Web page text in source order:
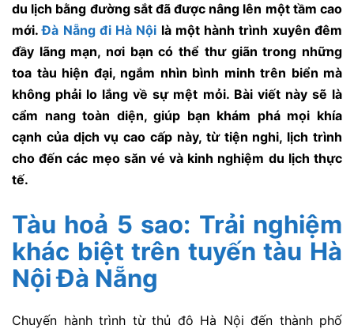
du lịch bằng đường sắt đã được nâng lên một tầm cao
mới.Đà Nẵng đi Hà Nội là một hành trình xuyên đêm
đầy lãng mạn, nơi bạn có thể thư giãn trong những
toa tàu hiện đại, ngắm nhìn bình minh trên biển mà
không phải lo lắng về sự mệt mỏi. Bài viết này sẽ là
cẩm nang toàn diện, giúp bạn khám phá mọi khía
cạnh của dịch vụ cao cấp này, từ tiện nghi, lịch trình
cho đến các mẹo săn vé và kinh nghiệm du lịch thực
tế.
Tàu hoả 5 sao: Trải nghiệm
khác biệt trên tuyến tàu Hà
Nội Đà Nẵng
Chuyến hành trình từ thủ đô Hà Nội đến thành phố